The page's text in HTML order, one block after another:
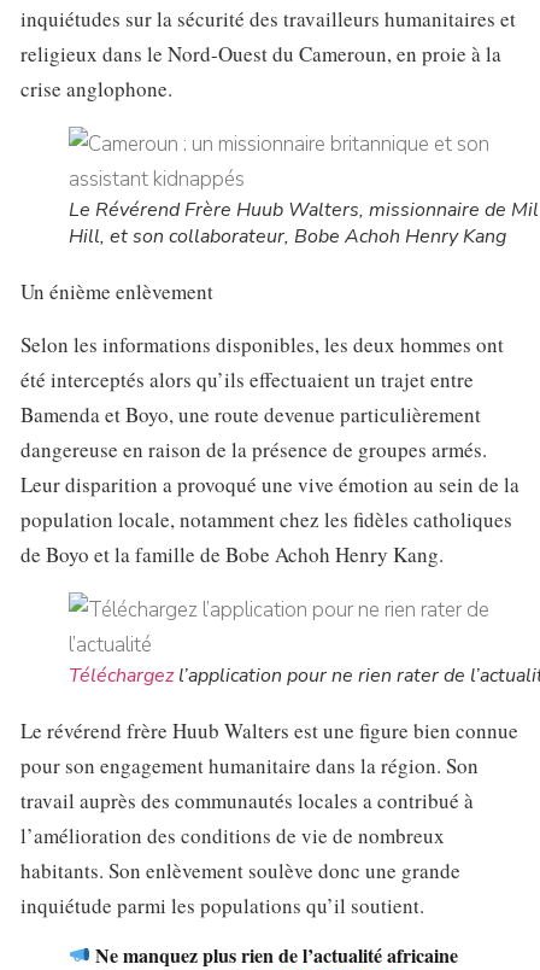
inquiétudes sur la sécurité des travailleurs humanitaires et
religieux dans le Nord-Ouest du Cameroun, en proie à la
crise anglophone.
Le Révérend Frère Huub Walters, missionnaire de
Hill, et son collaborateur, Bobe Achoh Henry Kang
Un énième enlèvement
Selon les informations disponibles, les deux hommes ont
été interceptés alors qu’ils effectuaient un trajet entre
Bamenda et Boyo, une route devenue particulièrement
dangereuse en raison de la présence de groupes armés.
Leur disparition a provoqué une vive émotion au sein de la
population locale, notamment chez les fidèles catholiques
de Boyo et la famille de Bobe Achoh Henry Kang.
Téléchargezl’application pour ne rien rater de
Le révérend frère Huub Walters est une figure bien connue
pour son engagement humanitaire dans la région. Son
travail auprès des communautés locales a contribué à
l’amélioration des conditions de vie de nombreux
habitants. Son enlèvement soulève donc une grande
inquiétude parmi les populations qu’il soutient.
Ne manquez plus rien de l’actualité africaine